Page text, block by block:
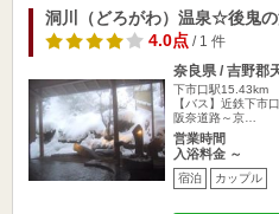
洞川（どろがわ）温泉☆後鬼
4.0点/ 1 件
奈良県 / 吉野郡
下市口駅15.43km
【バス】近鉄下市
阪奈道路～京…
営業時間
入浴料金 ～
宿泊 カップル